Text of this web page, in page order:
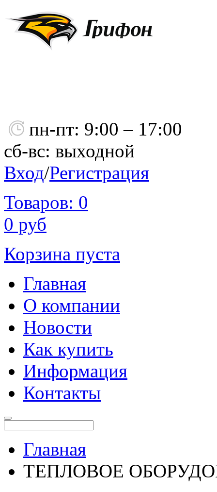
пн-пт: 9:00 – 17:00
сб-вс: выходной
Вход/Регистрация
Товаров: 0
0 руб
Корзина пуста
Главная
О компании
Новости
Как купить
Информация
Контакты
Главная
ТЕПЛОВОЕ